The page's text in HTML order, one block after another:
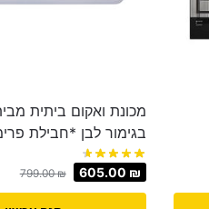
בגימור לבן *חבילת
799.00₪ 605.00 ₪